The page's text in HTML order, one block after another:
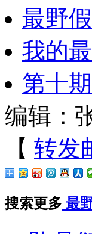
最野
我的
第十期
编辑：
【 转发
搜索更多 最